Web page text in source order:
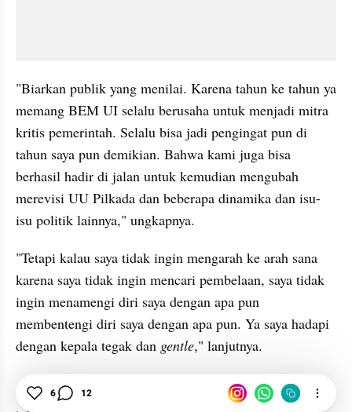
"Biarkan publik yang menilai. Karena tahun ke tahun ya
memang BEM UI selalu berusaha untuk menjadi mitra
kritis pemerintah. Selalu bisa jadi pengingat pun di
tahun saya pun demikian. Bahwa kami juga bisa
berhasil hadir di jalan untuk kemudian mengubah
merevisi UU Pilkada dan beberapa dinamika dan isu-
isu politik lainnya," ungkapnya.
"Tetapi kalau saya tidak ingin mengarah ke arah sana
karena saya tidak ingin mencari pembelaan, saya tidak
ingin menamengi diri saya dengan apa pun
membentengi diri saya dengan apa pun. Ya saya hadapi
dengan kepala tegak dan gentle," lanjutnya.
BEM Ketua BEM UI Dicopot
DPR
6 12